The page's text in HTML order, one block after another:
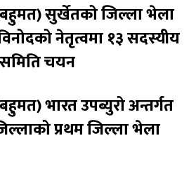
सुर्खेतको जिल्ला भेला
नेतृत्वमा १३ सदस्यीय
चयन
भारत उपब्युरो अन्तर्गत
प्रथम जिल्ला भेला